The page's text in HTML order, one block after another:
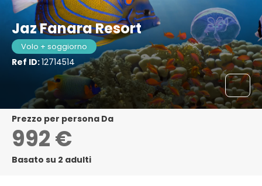
Jaz Fanara Resort
Volo + soggiorno
Ref ID:12714514
Prezzo per persona Da
992 €
Basato su 2 adulti